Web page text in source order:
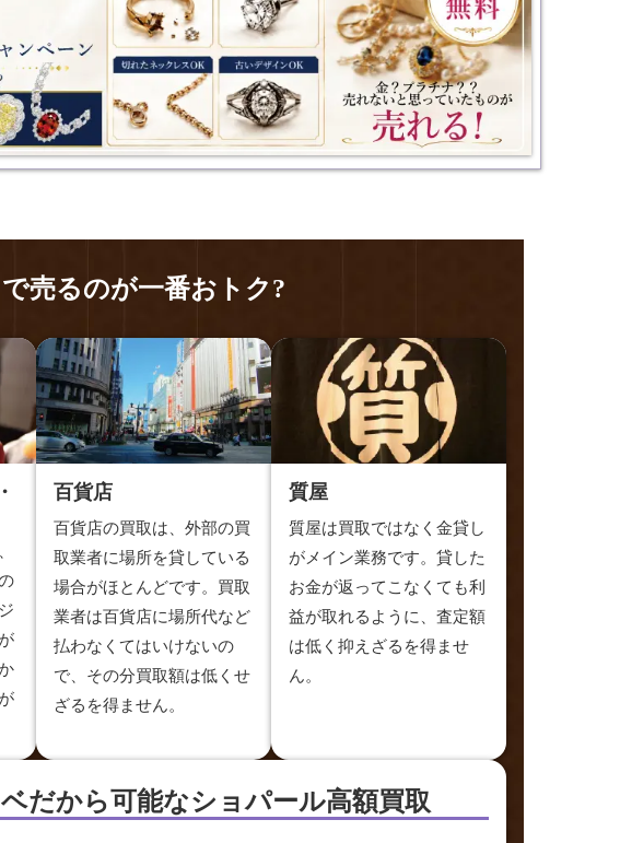
売るのが一番おトク?
百貨店
百貨店の買取は、外部の買
取業者に場所を貸している
場合がほとんどです。買取
業者は百貨店に場所代など
払わなくてはいけないの
で、その分買取額は低くせ
ざるを得ません。
質屋
質屋は買取ではなく金貸し
がメイン業務です。貸した
お金が返ってこなくても利
益が取れるように、査定額
は低く抑えざるを得ませ
ん。
だから可能なショパール高額買取